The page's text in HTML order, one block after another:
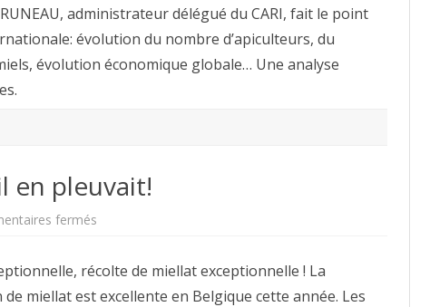
miel
administrateur délégué du CARI, fait le point
évolution du nombre d’apiculteurs, du
évolution économique globale… Une analyse
en pleuvait!
fermés
s’il
en
pleuvait!
récolte de miellat exceptionnelle ! La
miellat est excellente en Belgique cette année. Les